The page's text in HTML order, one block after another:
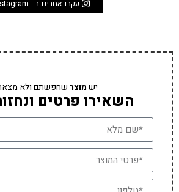
עקבו אחרינו ב - Instagram
ישמוצרשחפשתם ולא
השאירו פרטים